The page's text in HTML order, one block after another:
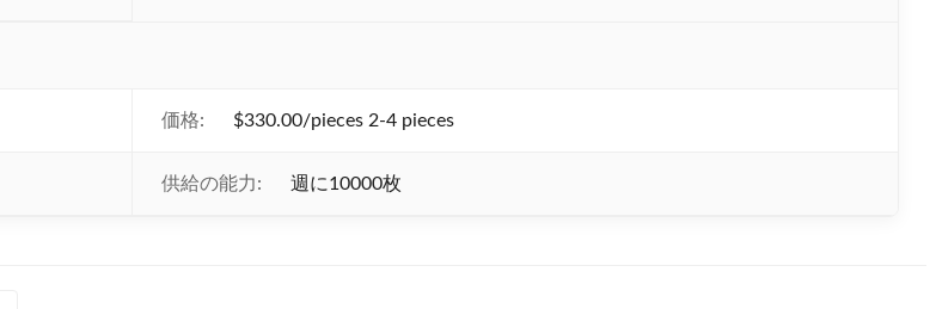
価格: $330.00/pieces 2-4 pieces
供給の能力: 週に10000枚